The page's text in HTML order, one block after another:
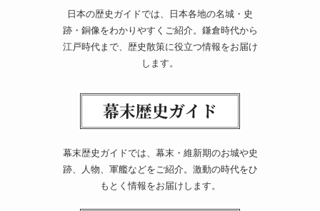
日本の歴史ガイドでは、日本各地の名城・史
跡・銅像をわかりやすくご紹介。鎌倉時代から
江戸時代まで、歴史散策に役立つ情報をお届け
します。
幕末歴史ガイドでは、幕末・維新期のお城や史
跡、人物、軍艦などをご紹介。激動の時代をひ
もとく情報をお届けします。